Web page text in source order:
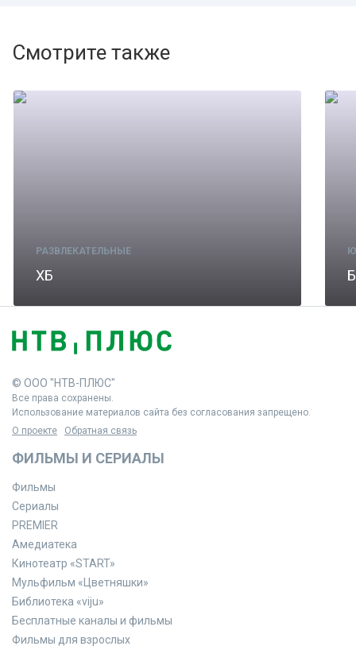
Смотрите также
РАЗВЛЕКАТЕЛЬНЫЕ
ХБ
© ООО "НТВ-ПЛЮС"
Все права сохранены.
Использование материалов сайта без согласования запрещено.
О проекте
Обратная связь
ФИЛЬМЫ И СЕРИАЛЫ
Фильмы
Сериалы
PREMIER
Амедиатека
Кинотеатр «START»
Мульфильм «Цветняшки»
Библиотека «viju»
Бесплатные каналы и фильмы
Фильмы для взрослых